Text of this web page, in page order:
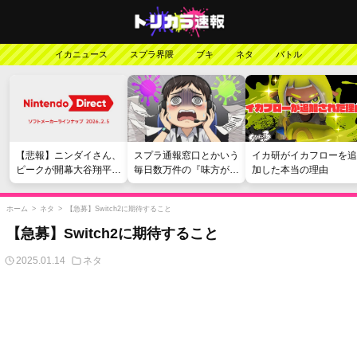
イカニュース スプラ界隈 ブキ ネタ バトル
【悲報】ニンダイさん、
ピークが開幕大谷翔平の
がっかりダイレクトだっ
たと言われてしまう
スプラ通報窓口とかいう
毎日数万件の『味方が弱
い』愚痴を読まされる苦
行
イカ研がイカフローを追
加した本当の理由
ホーム > ネタ > 【急募】Switch2に期待すること
【急募】Switch2に期待すること
2025.01.14 ネタ